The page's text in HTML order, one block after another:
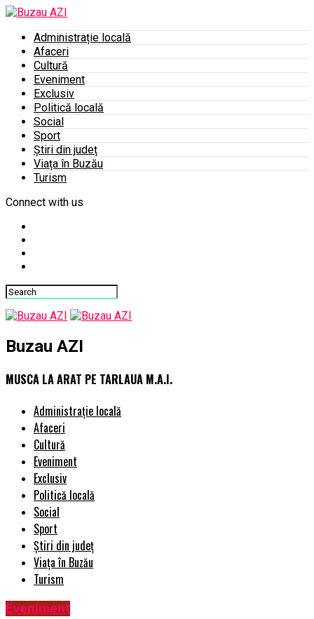
Administrație locală
Afaceri
Cultură
Eveniment
Exclusiv
Politică locală
Social
Sport
Știri din județ
Viața în Buzău
Turism
Connect with us
Buzau AZI
MUSCA LA ARAT PE TARLAUA M.A.I.
Administrație locală
Afaceri
Cultură
Eveniment
Exclusiv
Politică locală
Social
Sport
Știri din județ
Viața în Buzău
Turism
Eveniment